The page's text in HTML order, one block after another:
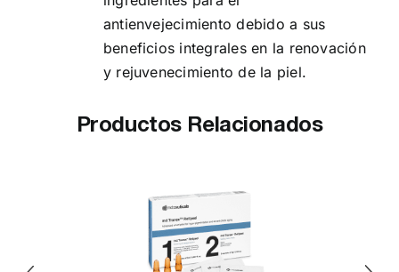
antienvejecimiento debido a sus
beneficios integrales en la renovación
y rejuvenecimiento de la piel.
Productos Relacionados